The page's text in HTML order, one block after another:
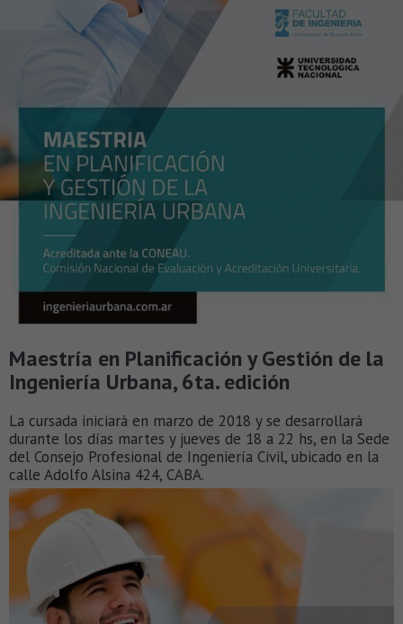
Maestría en Planificación y Gestión de la
Ingeniería Urbana, 6ta. edición
La cursada iniciará en marzo de 2018 y se desarrollará
durante los días martes y jueves de 18 a 22 hs, en la Sede
del Consejo Profesional de Ingeniería Civil, ubicado en la
calle Adolfo Alsina 424, CABA.